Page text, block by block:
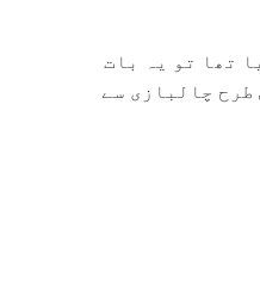
تھا تو یہ بات
طرح چالبازی سے